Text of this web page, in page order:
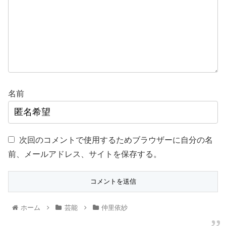
名前
次回のコメントで使用するためブラウザーに自分の名
前、メールアドレス、サイトを保存する。
ホーム 芸能 仲里依紗